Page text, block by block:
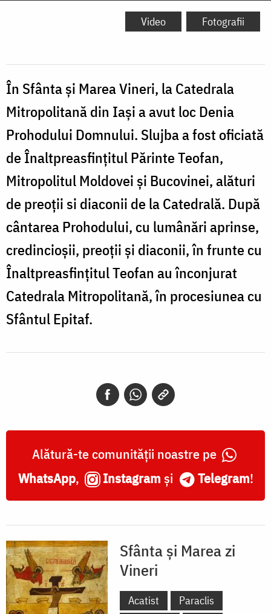
Video Fotografii
În Sfânta și Marea Vineri, la Catedrala
Mitropolitană din Iași a avut loc Denia
Prohodului Domnului. Slujba a fost oficiată
de Înaltpreasfințitul Părinte Teofan,
Mitropolitul Moldovei și Bucovinei, alături
de preoții si diaconii de la Catedrală. După
cântarea Prohodului, cu lumânări aprinse,
credincioșii, preoții și diaconii, în frunte cu
Înaltpreasfințitul Teofan au înconjurat
Catedrala Mitropolitană, în procesiunea cu
Sfântul Epitaf.
Alătură-te comunității noastre pe
WhatsApp, Instagram și Telegram!
Sfânta și Marea zi
Vineri
Acatist
Paraclis